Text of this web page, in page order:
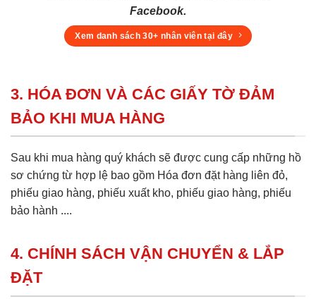
Facebook.
Xem danh sách 30+ nhân viên tại đây
3. HÓA ĐƠN VÀ CÁC GIẤY TỜ ĐẢM
BẢO KHI MUA HÀNG
Sau khi mua hàng quý khách sẽ được cung cấp những hồ
sơ chứng từ hợp lệ bao gồm Hóa đơn đặt hàng liên đỏ,
phiếu giao hàng, phiếu xuất kho, phiếu giao hàng, phiếu
bảo hành ....
4. CHÍNH SÁCH VẬN CHUYỂN & LẮP
ĐẶT